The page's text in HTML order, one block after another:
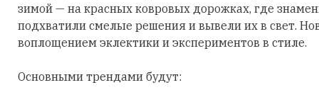
зимой — на красных ковровых дорожках, где
подхватили смелые решения и вывели их в свет.
воплощением эклектики и экспериментов в стиле.
Основными трендами будут: